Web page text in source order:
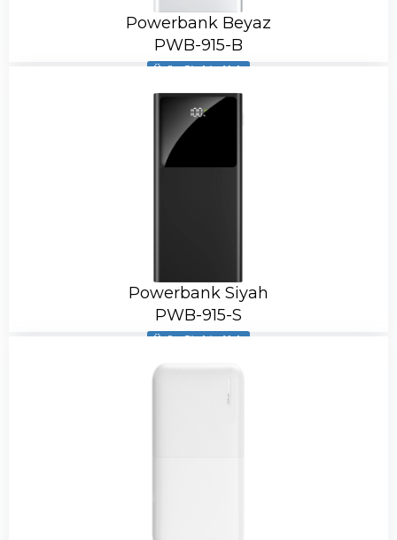
Powerbank Beyaz
PWB-915-B
Ürün Stokta Yok
Powerbank Siyah
PWB-915-S
Ürün Stokta Yok